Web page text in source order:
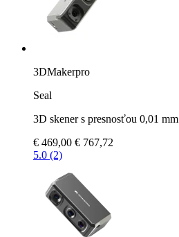
3DMakerpro
Seal
3D skener s presnosťou 0,01 mm
€ 469,00 € 767,72
5.0 (2)